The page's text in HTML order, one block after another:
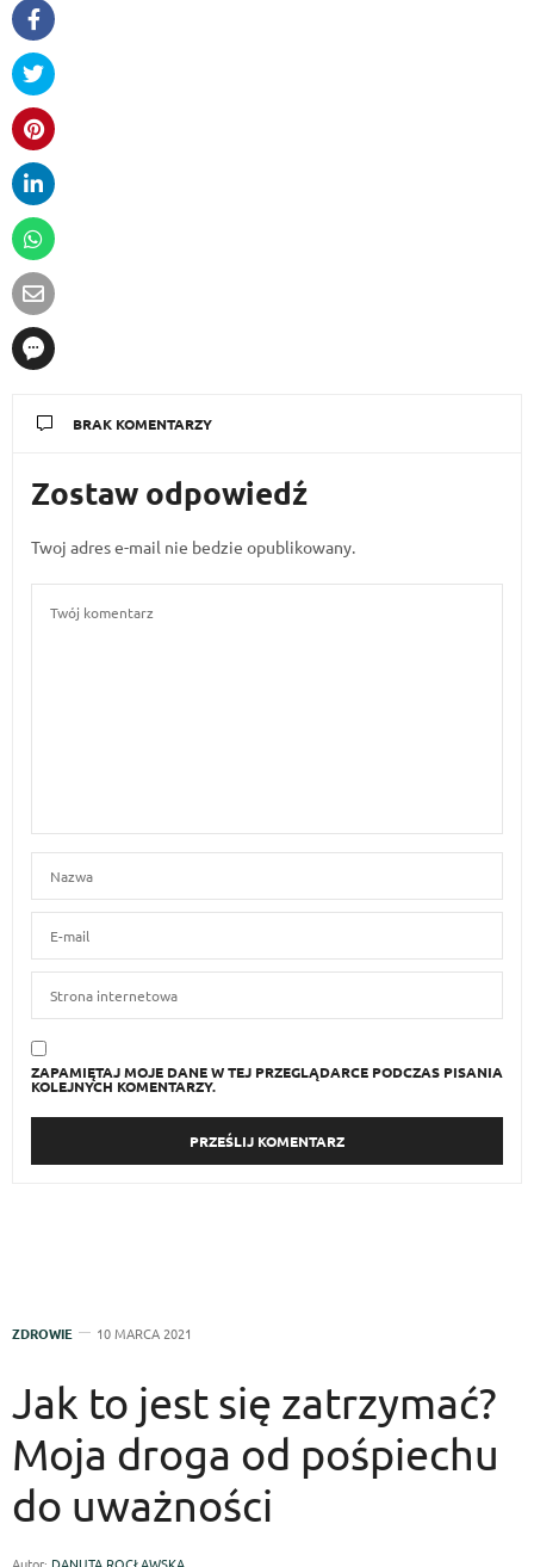
BRAK KOMENTARZY
Zostaw odpowiedź
Twoj adres e-mail nie bedzie opublikowany.
ZAPAMIĘTAJ MOJE DANE W TEJ PRZEGLĄDARCE PODCZAS PISANIA
KOLEJNYCH KOMENTARZY.
ZDROWIE 10 MARCA 2021
Jak to jest się zatrzymać?
Moja droga od pośpiechu
do uważności